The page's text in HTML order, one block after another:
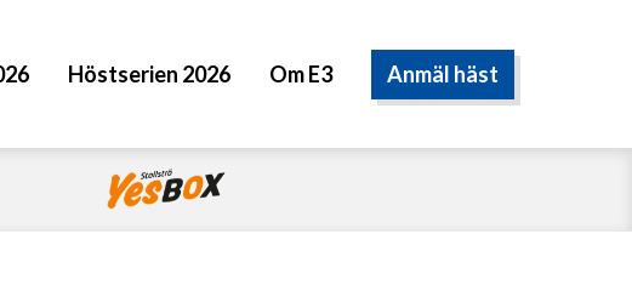
Höstserien 2026 Om E3 Anmäl häst